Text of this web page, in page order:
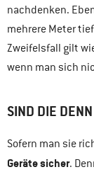
nachdenken.
mehrere Meter
Zweifelsfall gilt
wenn man sich
SIND DIE
Sofern man sie
Geräte sicher.